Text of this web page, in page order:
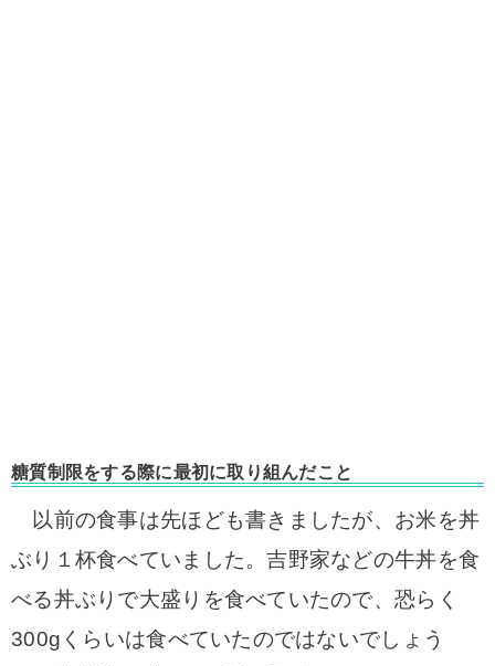
糖質制限をする際に最初に取り組んだこと
以前の食事は先ほども書きましたが、お米を丼
ぶり１杯食べていました。吉野家などの牛丼を食
べる丼ぶりで大盛りを食べていたので、恐らく
300gくらいは食べていたのではないでしょう